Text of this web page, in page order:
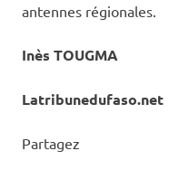
antennes régionales.
Inès TOUGMA
Latribunedufaso.net
Partagez